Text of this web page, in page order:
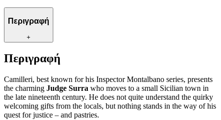
Περιγραφή
+
Περιγραφή
Camilleri, best known for his Inspector Montalbano series, presents
the charming Judge Surra who moves to a small Sicilian town in
the late nineteenth century. He does not quite understand the quirky
welcoming gifts from the locals, but nothing stands in the way of his
quest for justice – and pastries.